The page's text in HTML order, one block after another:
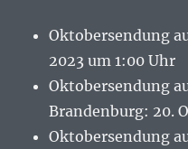
Oktobersendung
2023 um 1:00 Uhr
Oktobersendung
Brandenburg: 20.
Oktobersendung